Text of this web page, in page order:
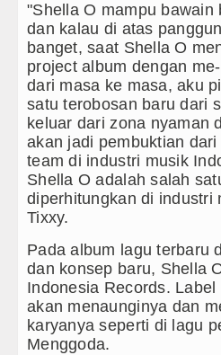
"Shella O mampu bawain
dan kalau di atas
banget, saat Shella O
project album dengan
dari masa ke masa, aku
satu terobosan baru dari
keluar dari zona nyaman
akan jadi pembuktian
team di industri musik
Shella O adalah salah
diperhitungkan di industri
Tixxy.
Pada album lagu terbaru
dan konsep baru, Shella
Indonesia Records.
akan menaunginya dan
karyanya seperti di lagu
Menggoda.